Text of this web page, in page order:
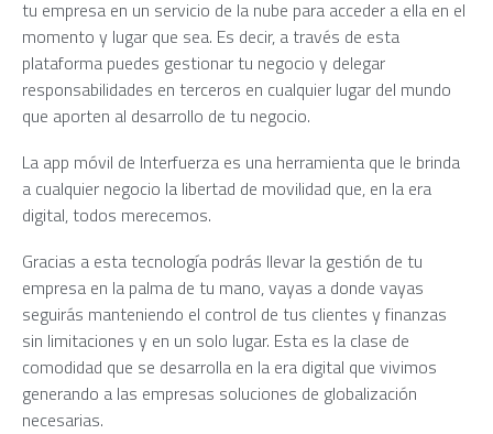
tu empresa en un servicio de la nube para acceder a ella en el
momento y lugar que sea. Es decir, a través de esta
plataforma puedes gestionar tu negocio y delegar
responsabilidades en terceros en cualquier lugar del mundo
que aporten al desarrollo de tu negocio.
La app móvil de Interfuerza es una herramienta que le brinda
a cualquier negocio la libertad de movilidad que, en la era
digital, todos merecemos.
Gracias a esta tecnología podrás llevar la gestión de tu
empresa en la palma de tu mano, vayas a donde vayas
seguirás manteniendo el control de tus clientes y finanzas
sin limitaciones y en un solo lugar. Esta es la clase de
comodidad que se desarrolla en la era digital que vivimos
generando a las empresas soluciones de globalización
necesarias.